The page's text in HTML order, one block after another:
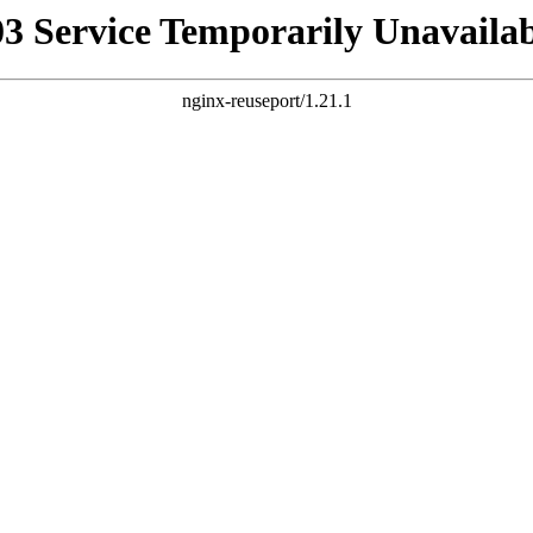
Service Temporarily
nginx-reuseport/1.21.1